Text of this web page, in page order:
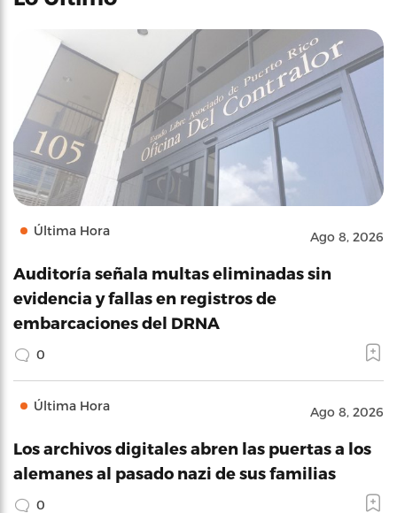
Última Hora Ago 8, 2026
Auditoría señala multas eliminadas sin
evidencia y fallas en registros de
embarcaciones del DRNA
0
Última Hora Ago 8, 2026
Los archivos digitales abren las puertas a los
alemanes al pasado nazi de sus familias
0